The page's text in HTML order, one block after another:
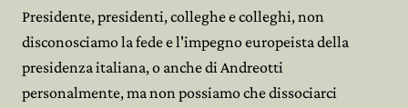
Alexander Langer
Archiv
Presidente, presidenti, colleghe e colleghi, non
disconosciamo la fede e l'impegno europeista della
presidenza italiana, o anche di Andreotti
personalmente, ma non possiamo che dissociarci